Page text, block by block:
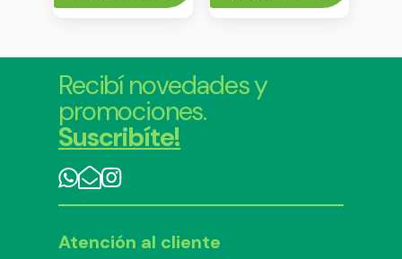
Recibí novedades y
promociones.
Suscribíte!
Atención al cliente